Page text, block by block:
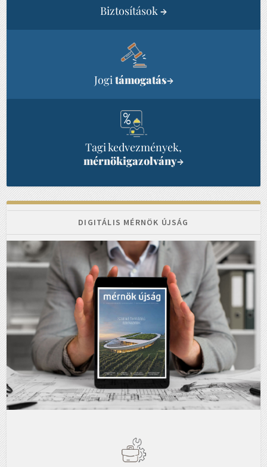
Biztosítások→
Jogi támogatás→
Tagi kedvezmények,
mérnökigazolvány→
DIGITÁLIS MÉRNÖK ÚJSÁG